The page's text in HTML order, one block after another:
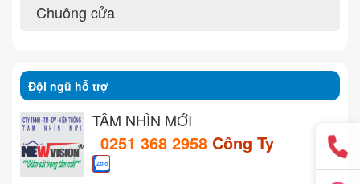
Chuông cửa
Đội ngũ hỗ trợ
TẦM NHÌN MỚI
0251 368 2958 Công Ty